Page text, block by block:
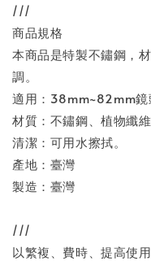
///
商品規格
本商品是特製不鏽鋼，
調。
適用：38mm~82mm
材質：不鏽鋼、植物纖
清潔：可用水擦拭。
產地：臺灣
製造：臺灣
///
以繁複、費時、提高使